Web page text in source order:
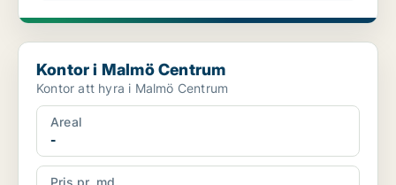
Kontor i Malmö Centrum
Kontor i Malmö Centrum
Kontor att hyra i Malmö Centrum
Areal
-